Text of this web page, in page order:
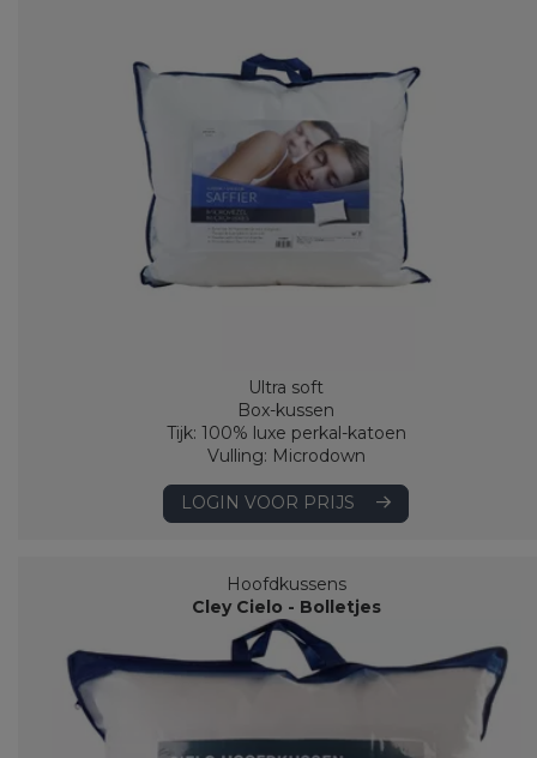
Ultra soft
Box-kussen
Tijk: 100% luxe perkal-katoen
Vulling: Microdown
LOGIN VOOR PRIJS
Hoofdkussens
Cley Cielo - Bolletjes